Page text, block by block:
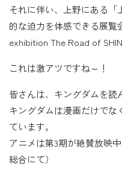
それに伴い、上野にある「
的な迫力を体感できる展覧
exhibition The Road of
これは激アツですね～！
皆さんは、キングダムを読
キングダムは漫画だけでな
ています。
アニメは第3期が絶賛放映
総合にて）